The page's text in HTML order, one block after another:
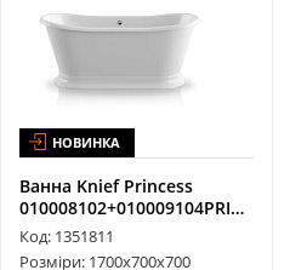
НОВИНКА
Ванна Knief Princess
010008102+010009104PRIN1
1700х7...
Код: 1351811
Розміри: 1700х700х700